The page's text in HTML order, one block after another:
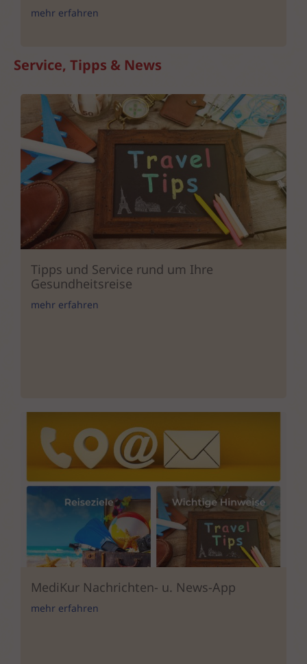
mehr erfahren
Service, Tipps & News
Tipps und Service rund um Ihre
Gesundheitsreise
mehr erfahren
MediKur Nachrichten- u. News-App
mehr erfahren